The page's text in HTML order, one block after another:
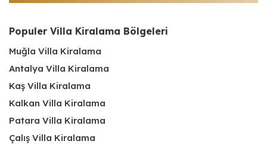
Populer Villa Kiralama Bölgeleri
Muğla Villa Kiralama
Antalya Villa Kiralama
Kaş Villa Kiralama
Kalkan Villa Kiralama
Patara Villa Kiralama
Çalış Villa Kiralama